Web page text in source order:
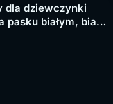
dla dziewczynki
białym, biała